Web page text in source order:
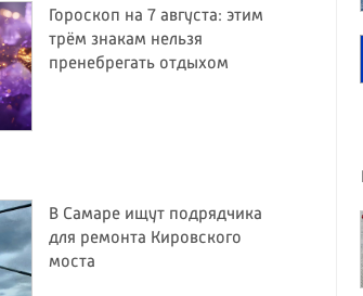
Гороскоп на 7 августа: этим
трём знакам нельзя
пренебрегать отдыхом
В Самаре ищут подрядчика
для ремонта Кировского
моста